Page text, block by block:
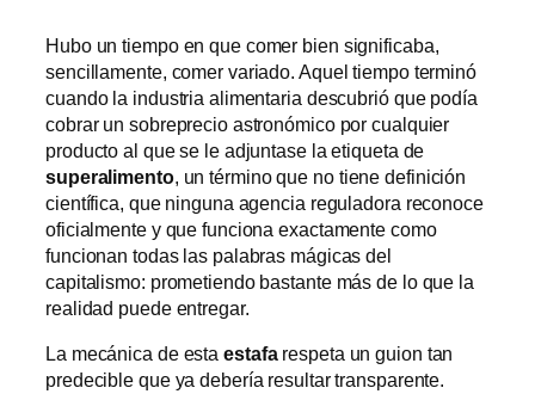
Hubo un tiempo en que comer bien significaba,
sencillamente, comer variado. Aquel tiempo terminó
cuando la industria alimentaria descubrió que podía
cobrar un sobreprecio astronómico por cualquier
producto al que se le adjuntase la etiqueta de
superalimento, un término que no tiene definición
científica, que ninguna agencia reguladora reconoce
oficialmente y que funciona exactamente como
funcionan todas las palabras mágicas del
capitalismo: prometiendo bastante más de lo que la
realidad puede entregar.
La mecánica de esta estafarespeta un guion tan
predecible que ya debería resultar transparente.